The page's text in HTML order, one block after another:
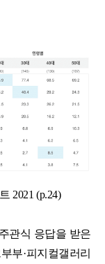
2021 (p.24)
관식 응답을 받은
부·피지컬갤러리